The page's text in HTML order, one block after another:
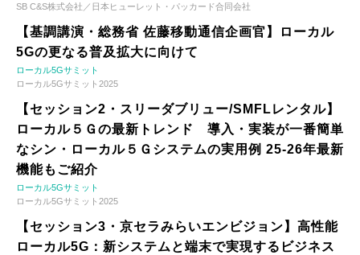
SB C&S株式会社／日本ヒューレット・パッカード合同会社
【基調講演・総務省 佐藤移動通信企画官】ローカル
5Gの更なる普及拡大に向けて
ローカル5Gサミット
ローカル5Gサミット2025
【セッション2・スリーダブリュー/SMFLレンタル】
ローカル５Ｇの最新トレンド 導入・実装が一番簡単
なシン・ローカル５Ｇシステムの実用例 25-26年最新
機能もご紹介
ローカル5Gサミット
ローカル5Gサミット2025
【セッション3・京セラみらいエンビジョン】高性能
ローカル5G：新システムと端末で実現するビジネス